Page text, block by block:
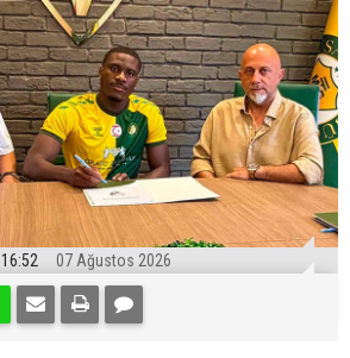
16:52 07 Ağustos 2026